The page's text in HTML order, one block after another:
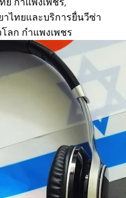
ไทยและบริการยื่นวีซ่า
ลก กำแพงเพชร